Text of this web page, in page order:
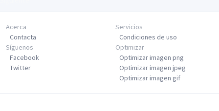
Acerca
Contacta
Servicios
Condiciones de uso
Síguenos
Facebook
Twitter
Optimizar
Optimizar imagen png
Optimizar imagen jpeg
Optimizar imagen gif